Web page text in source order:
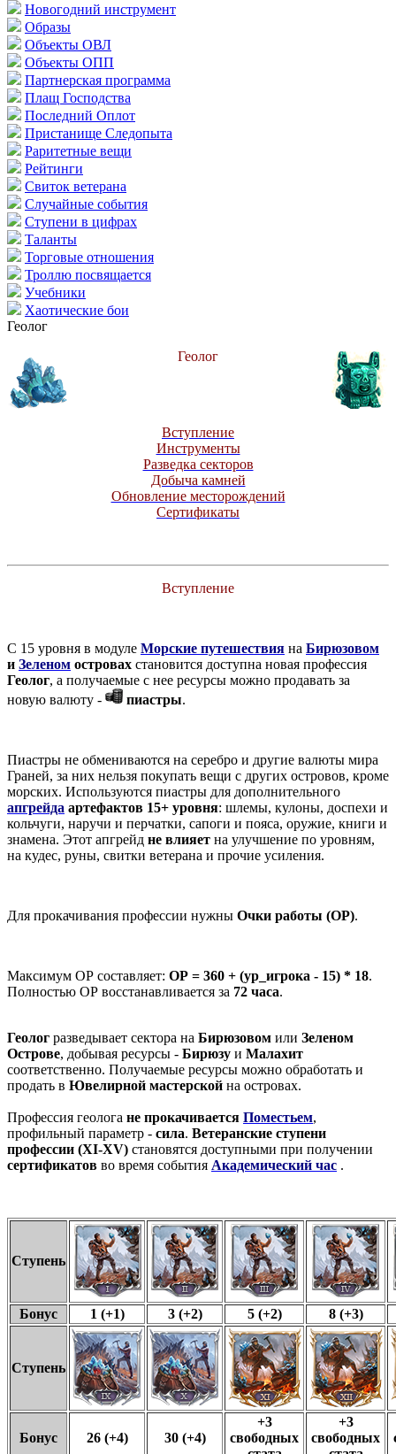
Новогодний инструмент
Образы
Объекты ОВЛ
Объекты ОПП
Партнерская программа
Плащ Господства
Последний Оплот
Пристанище Следопыта
Раритетные вещи
Рейтинги
Свиток ветерана
Случайные события
Ступени в цифрах
Таланты
Торговые отношения
Троллю посвящается
Учебники
Хаотические бои
Геолог
Геолог
Вступление
Инструменты
Разведка секторов
Добыча камней
Обновление месторождений
Сертификаты
Вступление
С 15 уровня в модуле Морские путешествия на Бирюзовом
и Зеленом островах становится доступна новая профессия
Геолог, а получаемые с нее ресурсы можно продавать за
новую валюту -
пиастры.
Пиастры не обмениваются на серебро и другие валюты мира
Граней, за них нельзя покупать вещи с других островов, кроме
морских. Используются пиастры для дополнительного
апгрейда артефактов 15+ уровня: шлемы, кулоны, доспехи и
кольчуги, наручи и перчатки, сапоги и пояса, оружие, книги и
знамена. Этот апгрейд не влияет на улучшение по уровням,
на кудес, руны, свитки ветерана и прочие усиления.
Для прокачивания профессии нужны Очки работы (ОР).
Максимум ОР составляет: ОР = 360 + (ур_игрока - 15) * 18.
Полностью ОР восстанавливается за 72 часа.
Геолог разведывает сектора на Бирюзовом или Зеленом
Острове, добывая ресурсы - Бирюзу и Малахит
соответственно. Получаемые ресурсы можно обработать и
продать в Ювелирной мастерской на островах.
Профессия геолога не прокачивается Поместьем,
профильный параметр - сила. Ветеранские ступени
профессии (XI-XV) становятся доступными при получении
сертификатов во время события Академический час .
Ступень
Бонус 1 (+1) 3 (+2) 5 (+2) 8 (+3)
Ступень
Бонус 26 (+4) 30 (+4)
+3
свободных
+3
свободных